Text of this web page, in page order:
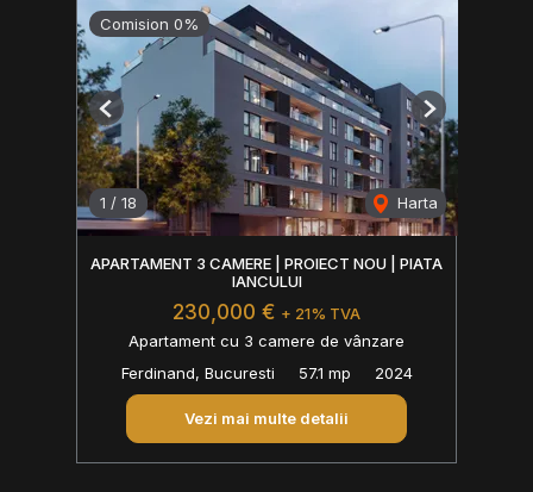
Comision 0%
1 / 18 Harta
Previous Next
APARTAMENT 3 CAMERE | PROIECT NOU | PIATA
IANCULUI
230,000 € + 21% TVA
Apartament cu 3 camere de vânzare
Ferdinand, Bucuresti
57.1 mp 2024
Vezi mai multe detalii